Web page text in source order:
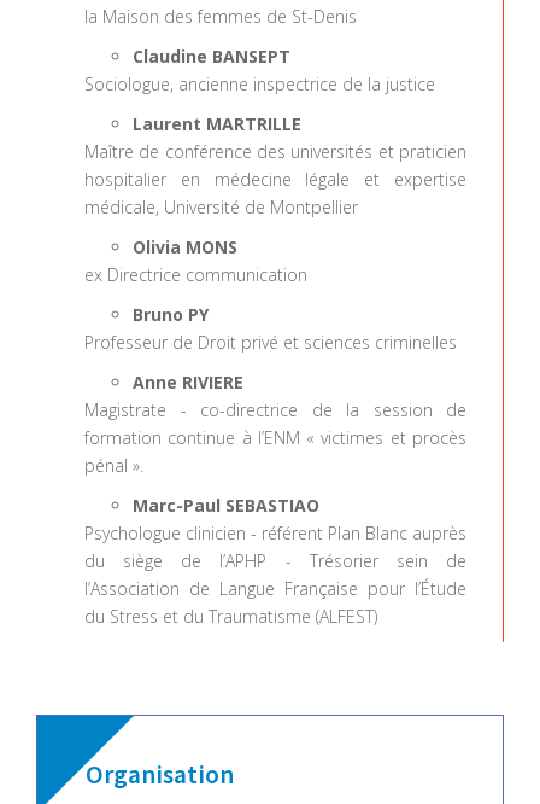
la Maison des femmes de St-Denis
Claudine BANSEPT
Sociologue, ancienne inspectrice de la justice
Laurent MARTRILLE
Maître de conférence des universités et praticien
hospitalier en médecine légale et expertise
médicale, Université de Montpellier
Olivia MONS
ex Directrice communication
Bruno PY
Professeur de Droit privé et sciences criminelles
Anne RIVIERE
Magistrate - co-directrice de la session de
formation continue à l’ENM « victimes et procès
pénal ».
Marc-Paul SEBASTIAO
Psychologue clinicien - référent Plan Blanc auprès
du siège de l’APHP - Trésorier sein de
l’Association de Langue Française pour l’Étude
du Stress et du Traumatisme (ALFEST)
Organisation